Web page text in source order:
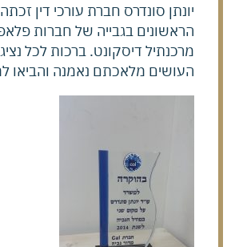
יונתן סונדרס חברת עורכי דין
הראשונים בגבייה של חברות
מרכנתיל דיסקונט. ברכות לכל
העושים מלאכתם נאמנה והביאו